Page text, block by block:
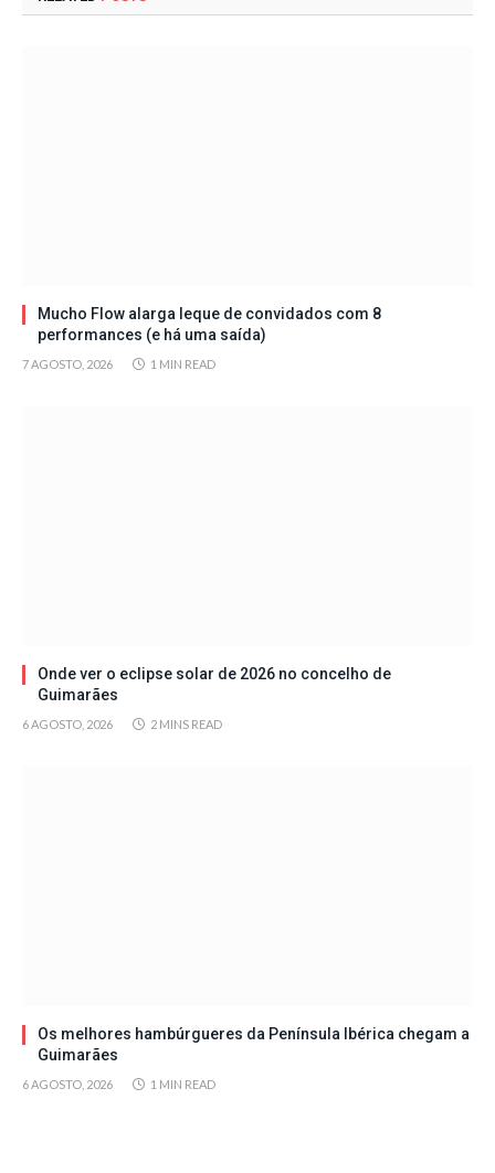
Mucho Flow alarga leque de convidados com 8
performances (e há uma saída)
7 AGOSTO, 2026 1 MIN READ
Onde ver o eclipse solar de 2026 no concelho de
Guimarães
6 AGOSTO, 2026 2 MINS READ
Os melhores hambúrgueres da Península Ibérica chegam a
Guimarães
6 AGOSTO, 2026 1 MIN READ